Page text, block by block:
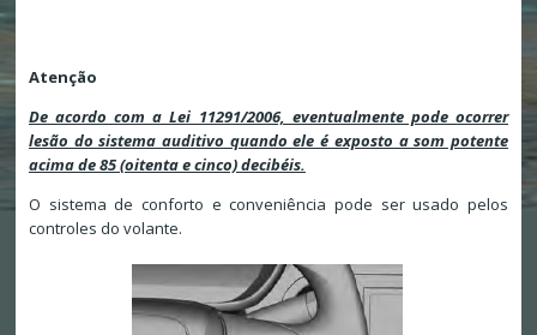
Atenção
De acordo com a Lei 11291/2006, eventualmente pode ocorrer
lesão do sistema auditivo quando ele é exposto a som potente
acima de 85 (oitenta e cinco) decibéis.
O sistema de conforto e conveniência pode ser usado pelos
controles do volante.